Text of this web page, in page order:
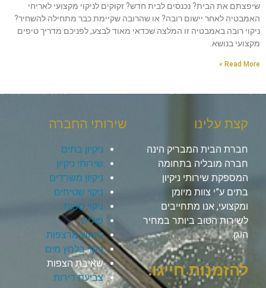
שיפצתם את הבית? נכנסים לבית חדש? זקוקים לניקוי מקצועי לאריחי
האמבטיה לאחר יישום רובה? או שהרובה שקיימת כבר מתחילה להשחיר?
ניקוי רובה באמבטיה זו המלצה שכדאי מאוד לבצע, לפניכם מדריך טיפים
מקצועי בנושא.
Read More »
קצת עלינו
חברת הבית המבריק הינה
חברה מובליה בתחומה
המספקת שירותי ניקיון
בתים ע”י צוות מיומן
ומקצועי, אנו מתחייבים
לשירות הטוב ביותר במחיר
הוגן.
להזמנות חייגו:
שירותי החברה
ניקיון בתים
שירותי ניקיון
ניקיון משרדים
ניקוי שטיחים
ניקוי ספות
פוליש
ליטוש מרצפות
ניקוי בלחץ מים
שאיבת הצפות
צביעת דירות